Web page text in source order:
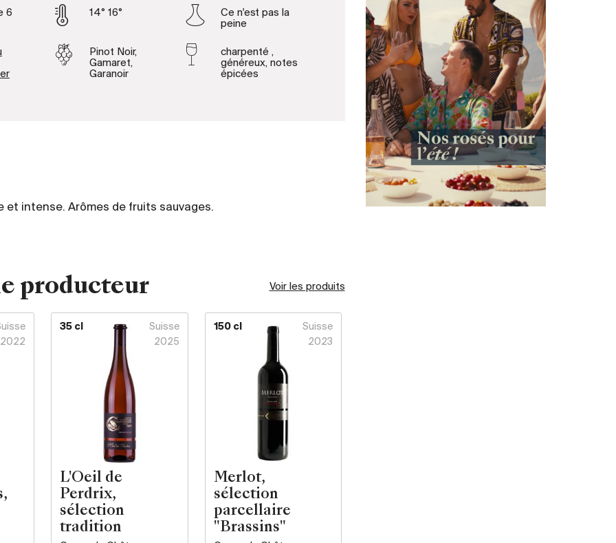
6 14° 16°
Ce n'est pas la
peine
Pinot Noir,
Gamaret,
Garanoir
charpenté ,
généreux, notes
épicées
et intense. Arômes de fruits sauvages.
producteur Voir les produits
2022
35 cl
Suisse
2025
L'Oeil de
Perdrix,
sélection
tradition
150 cl
Suisse
2023
Merlot,
sélection
parcellaire
"Brassins"